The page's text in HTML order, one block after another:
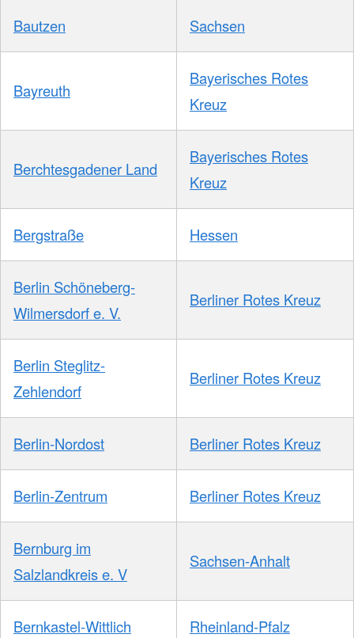
Bautzen Sachsen
Bayreuth
Bayerisches Rotes
Kreuz
Berchtesgadener Land
Bayerisches Rotes
Kreuz
Bergstraße Hessen
Berlin Schöneberg-
Wilmersdorf e. V.
Berliner Rotes Kreuz
Berlin Steglitz-
Zehlendorf
Berliner Rotes Kreuz
Berlin-Nordost Berliner Rotes Kreuz
Berlin-Zentrum Berliner Rotes Kreuz
Bernburg im
Salzlandkreis e. V
Sachsen-Anhalt
Bernkastel-Wittlich Rheinland-Pfalz